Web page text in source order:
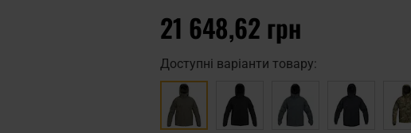
21 648,62 грн
Доступні варіанти товару: